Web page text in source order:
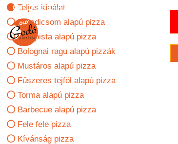
36 (30) / 526 61 62
Teljes kínálat
Paradicsom alapú pizza
Erőspista alapú pizza
Bolognai ragu alapú pizzák
Mustáros alapú pizza
Fűszeres tejföl alapú pizza
Torma alapú pizza
Barbecue alapú pizza
Fele fele pizza
Kívánság pizza